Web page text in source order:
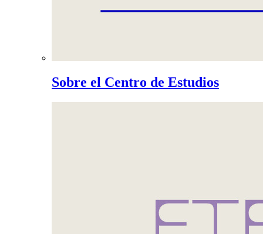
Sobre el Centro de Estudios